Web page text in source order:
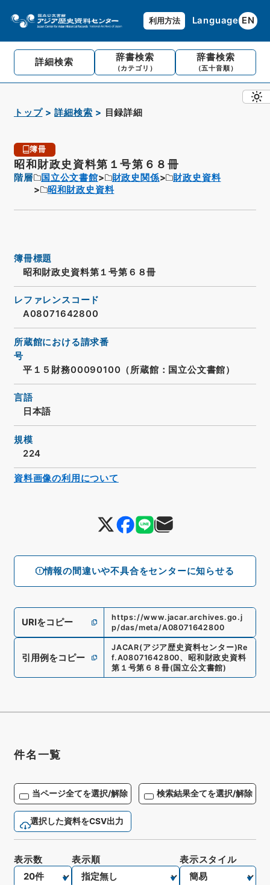
利用方法 Language EN
詳細検索 辞書検索
（カテゴリ）
辞書検索
（五十音順）
トップ 詳細検索 目録詳細
簿冊
昭和財政史資料第１号第６８冊
階層 国立公文書館 財政史関係
財政史資料
昭和財政史資料
情報の間違いや不具合をセンターに知らせる
簿冊標題
昭和財政史資料第１号第６８冊
レファレンスコード
A08071642800
所蔵館における請求番
号
平１５財務00090100（所蔵館：国立公文書館）
言語
日本語
規模
224
URIをコピー
https://www.jacar.archives.go.j
p/das/meta/A08071642800
引用例をコピー
JACAR(アジア歴史資料センター)Re
f.A08071642800、 昭和財政史資料
第１号第６８冊(国立公文書館)
資料画像の利用について
件名一覧
当ページ全てを選択/解除 検索結果全てを選択/解除
選択した資料をCSV出力
表示数 表示順 表示スタイル